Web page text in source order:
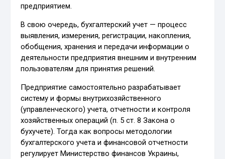
предприятием.
В свою очередь, бухгалтерский учет — процесс
выявления, измерения, регистрации, накопления,
обобщения, хранения и передачи информации о
деятельности предприятия внешним и внутренним
пользователям для принятия решений.
Предприятие самостоятельно разрабатывает
систему и формы внутрихозяйственного
(управленческого) учета, отчетности и контроля
хозяйственных операций (п. 5 ст. 8 Закона о
бухучете). Тогда как вопросы методологии
бухгалтерского учета и финансовой отчетности
регулирует Министерство финансов Украины,